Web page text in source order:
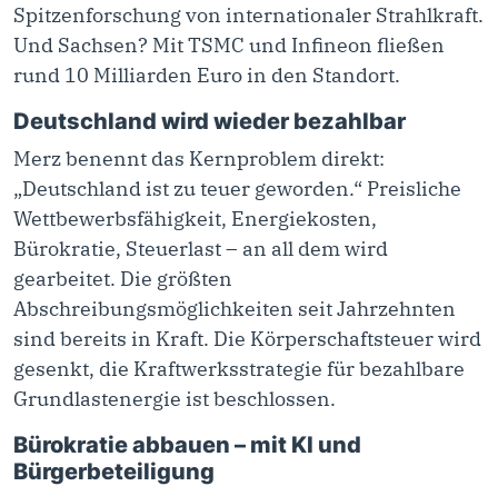
Spitzenforschung von internationaler Strahlkraft.
Und Sachsen? Mit TSMC und Infineon fließen
rund 10 Milliarden Euro in den Standort.
Deutschland wird wieder bezahlbar
Merz benennt das Kernproblem direkt:
„Deutschland ist zu teuer geworden.“ Preisliche
Wettbewerbsfähigkeit, Energiekosten,
Bürokratie, Steuerlast – an all dem wird
gearbeitet. Die größten
Abschreibungsmöglichkeiten seit Jahrzehnten
sind bereits in Kraft. Die Körperschaftsteuer wird
gesenkt, die Kraftwerksstrategie für bezahlbare
Grundlastenergie ist beschlossen.
Bürokratie abbauen – mit KI und
Bürgerbeteiligung